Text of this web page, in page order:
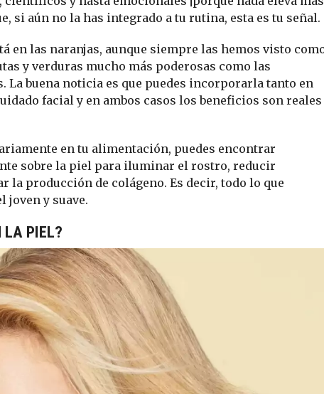
si aún no la has integrado a tu rutina, esta es tu señal.
en las naranjas, aunque siempre las hemos visto
y verduras mucho más poderosas como las
buena noticia es que puedes incorporarla tanto en
facial y en ambos casos los beneficios son reales
en tu alimentación, puedes encontrar
sobre la piel para iluminar el rostro, reducir
la producción de colágeno. Es decir, todo lo que
joven y suave.
LA PIEL?